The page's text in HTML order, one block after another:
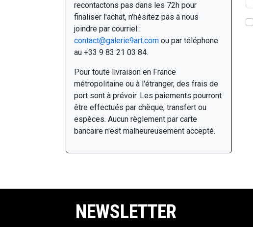
recontactons pas dans les 72h pour
finaliser l'achat, n'hésitez pas à nous
joindre par courriel :
contact@galerie9art.com ou par téléphone
au +33 9 83 21 03 84.
Pour toute livraison en France
métropolitaine ou à l'étranger, des frais de
port sont à prévoir. Les paiements pourront
être effectués par chèque, transfert ou
espèces. Aucun règlement par carte
bancaire n'est malheureusement accepté.
NEWSLETTER